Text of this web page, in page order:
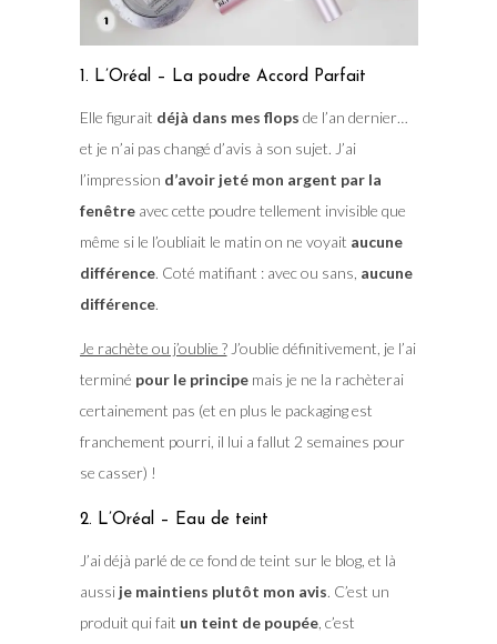
1. L’Oréal – La poudre Accord Parfait
Elle figurait déjà dans mes flops de l’an dernier…
et je n’ai pas changé d’avis à son sujet. J’ai
l’impression d’avoir jeté mon argent par la
fenêtreavec cette poudre tellement invisible que
même si le l’oubliait le matin on ne voyait aucune
différence. Coté matifiant : avec ou sans, aucune
différence.
Je rachète ou j’oublie ?J’oublie définitivement, je l’ai
terminé pour le principemais je ne la rachèterai
certainement pas (et en plus le packaging est
franchement pourri, il lui a fallut 2 semaines pour
se casser) !
2. L’Oréal – Eau de teint
J’ai déjà parlé de ce fond de teint sur le blog, et là
aussi je maintiens plutôt mon avis. C’est un
produit qui fait un teint de poupée, c’est